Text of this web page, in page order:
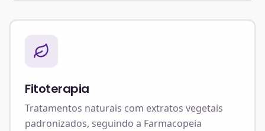
Fitoterapia
Tratamentos naturais com extratos vegetais
padronizados, seguindo a Farmacopeia